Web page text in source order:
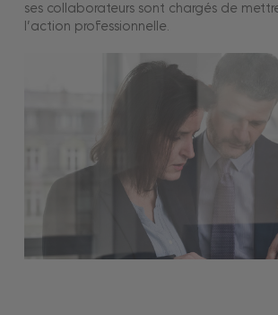
ses collaborateurs sont chargés de
l’action professionnelle.